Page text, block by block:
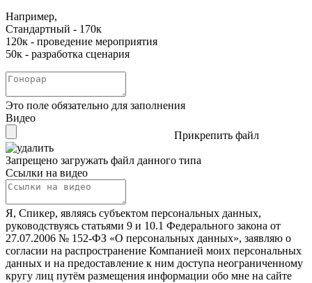
Например,
Стандартный - 170к
120к - проведение мероприятия
50к - разработка сценария
Это поле обязательно для заполнения
Видео
Прикрепить файл
Запрещено загружать файл данного типа
Ссылки на видео
Я, Спикер, являясь субъектом персональных данных,
руководствуясь статьями 9 и 10.1 Федерального закона от
27.07.2006 № 152-ФЗ «О персональных данных», заявляю о
согласии на распространение Компанией моих персональных
данных и на предоставление к ним доступа неограниченному
кругу лиц путём размещения информации обо мне на сайте